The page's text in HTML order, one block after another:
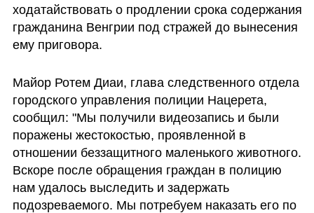
ходатайствовать о продлении срока содержания
гражданина Венгрии под стражей до вынесения
ему приговора.
Майор Ротем Диаи, глава следственного отдела
городского управления полиции Нацерета,
сообщил: "Мы получили видеозапись и были
поражены жестокостью, проявленной в
отношении беззащитного маленького животного.
Вскоре после обращения граждан в полицию
нам удалось выследить и задержать
подозреваемого. Мы потребуем наказать его по